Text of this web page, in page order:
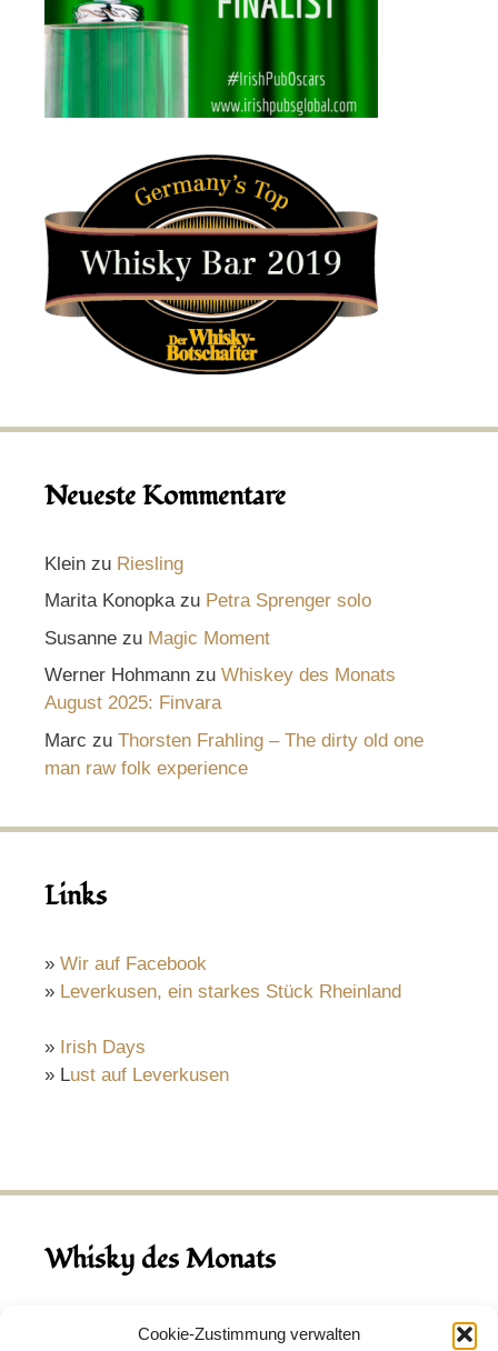
Cookie-Zustimmung verwalten
Neueste Kommentare
Klein zu Riesling
Marita Konopkazu Petra Sprenger solo
Susanne zu Magic Moment
Werner Hohmann zu Whiskey des Monats
August 2025: Finvara
Marc zu Thorsten Frahling – The dirty old one
man raw folk experience
Links
» Wir auf Facebook
» Leverkusen, ein starkes Stück Rheinland
» Irish Days
» Lust auf Leverkusen
Whisky des Monats
August 2026